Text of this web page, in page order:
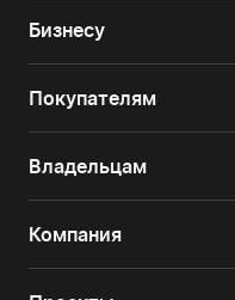
Бизнесу
Покупателям
Владельцам
Компания